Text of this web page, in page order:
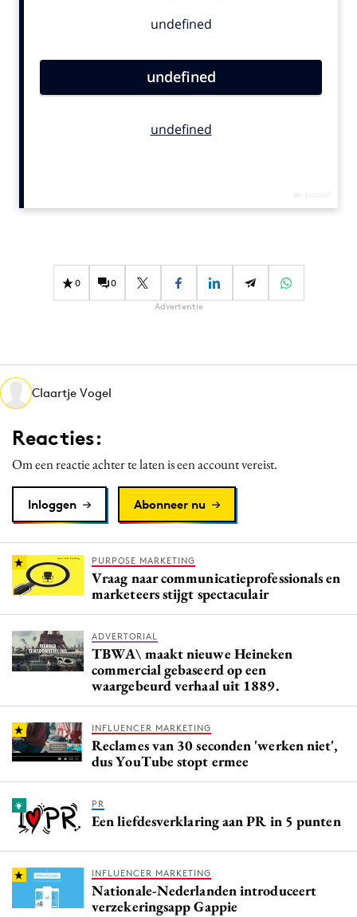
Artificial Intelligence
Influencer marketing
Interne communicatie
Media
Merkstrategie
PR
Programmatic
Reputatie & crisis
0 0
Advertentie
Claartje Vogel
Reacties:
Om een reactie achter te laten is een account vereist.
Inloggen Abonneer nu
PURPOSE MARKETING
Vraag naar communicatieprofessionals en
marketeers stijgt spectaculair
ADVERTORIAL
TBWA\ maakt nieuwe Heineken
commercial gebaseerd op een
waargebeurd verhaal uit 1889.
INFLUENCER MARKETING
Reclames van 30 seconden 'werken niet',
dus YouTube stopt ermee
PR
Een liefdesverklaring aan PR in 5 punten
INFLUENCER MARKETING
Nationale-Nederlanden introduceert
verzekeringsapp Gappie